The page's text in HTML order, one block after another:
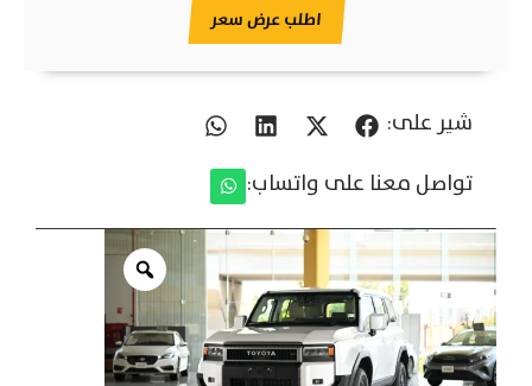
اطلب عرض سعر
شير على:
تواصل معنا على واتساب: